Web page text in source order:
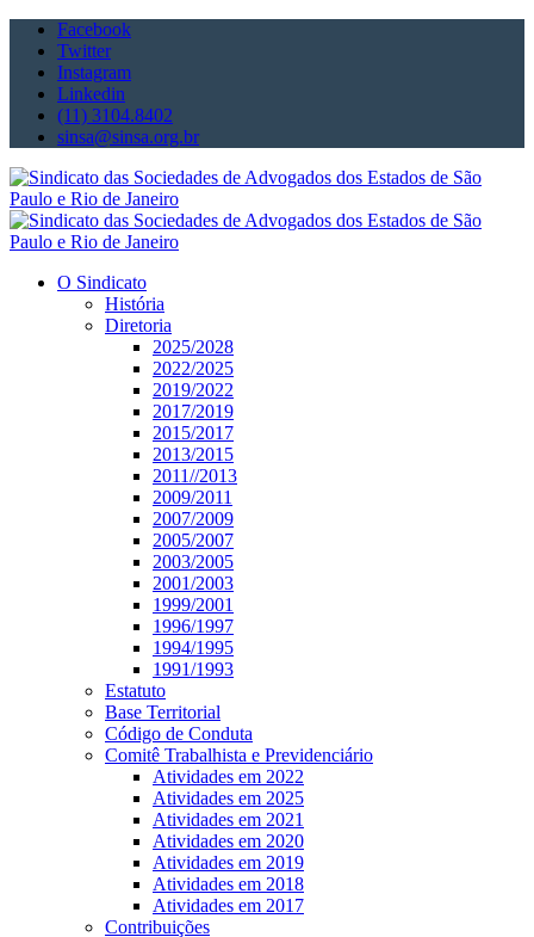
Facebook
Twitter
Instagram
Linkedin
(11) 3104.8402
sinsa@sinsa.org.br
O Sindicato
História
Diretoria
2025/2028
2022/2025
2019/2022
2017/2019
2015/2017
2013/2015
2011//2013
2009/2011
2007/2009
2005/2007
2003/2005
2001/2003
1999/2001
1996/1997
1994/1995
1991/1993
Estatuto
Base Territorial
Código de Conduta
Comitê Trabalhista e Previdenciário
Atividades em 2022
Atividades em 2025
Atividades em 2021
Atividades em 2020
Atividades em 2019
Atividades em 2018
Atividades em 2017
Contribuições